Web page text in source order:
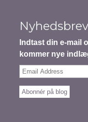
Nyhedsbrev
Indtast din e-mail
kommer nye
Email
Abonnér på blog